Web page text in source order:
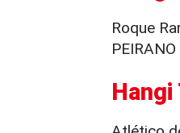
Roque
Hangi